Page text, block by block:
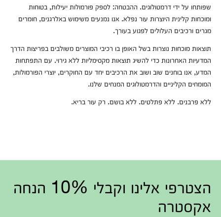
שפותחו על ידי דרמטולוגים. ההבטחה: לספק פורמולות יעילות, בטוחות
ומוכחות קלינית היוצרות עור נפלא. אנו נמנעים משימוש באלרגנים, חומרים
מגרים ורכיבים העלולים לפגוע בעורך.
תוצאות מוכחות נוצרות בשל האופן בו רכיבי המוצרים משולבים בפריצות הדרך
המדעיות האחרונות כדי להשיג תוצאות מקסימליות ללא גירוי. עם התפתחות
המדע, אנו בוחנים שוב ושוב את הרכיבים יחד עם החוקרים, יוצרי הפורמולות,
המומחים הקליניים והדרמטולוגים המנחים שלנו.
ללא פרבנים. ללא פתלטים. ללא בושם. רק עור בריא.
הצטרפי אלינו וקבלי 10% הנחה
אקסטרה